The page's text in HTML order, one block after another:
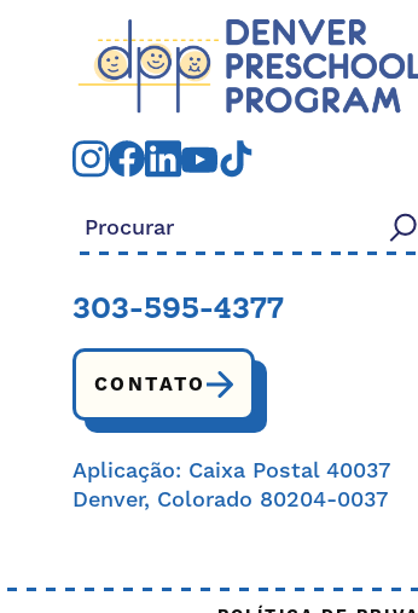
Procurar:
303-595-4377
CONTATO
Aplicação: Caixa Postal 40037
Denver, Colorado 80204-0037